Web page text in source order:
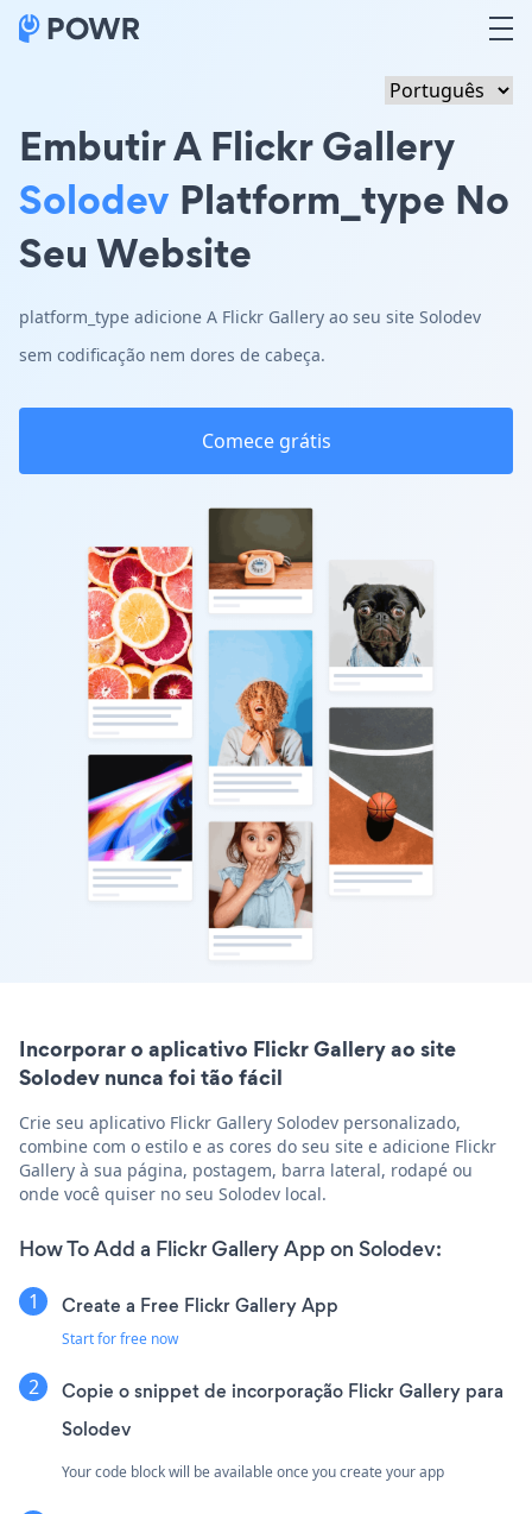
Embutir A Flickr Gallery
Solodev Platform_type No
Seu Website
platform_type adicione A Flickr Gallery ao seu site Solodev
sem codificação nem dores de cabeça.
Comece grátis
Incorporar o aplicativo Flickr Gallery ao site
Solodev nunca foi tão fácil
Crie seu aplicativo Flickr Gallery Solodev personalizado,
combine com o estilo e as cores do seu site e adicione Flickr
Gallery à sua página, postagem, barra lateral, rodapé ou
onde você quiser no seu Solodev local.
How To Add a Flickr Gallery App on Solodev:
Create a Free Flickr Gallery App
Start for free now
Copie o snippet de incorporação Flickr Gallery para
Solodev
Your code block will be available once you create your app